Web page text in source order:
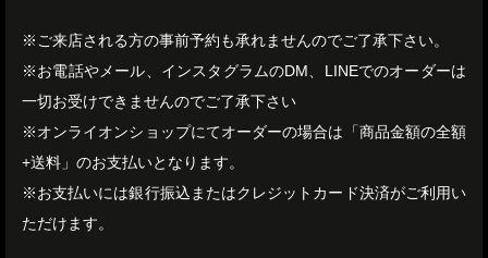
※ご来店される方の事前予約も承れませんのでご了承下さい。
※お電話やメール、インスタグラムのDM、LINEでのオーダーは
一切お受けできませんのでご了承下さい
※オンライオンショップにてオーダーの場合は「商品金額の全額
+送料」のお支払いとなります。
※お支払いには銀行振込またはクレジットカード決済がご利用い
ただけます。